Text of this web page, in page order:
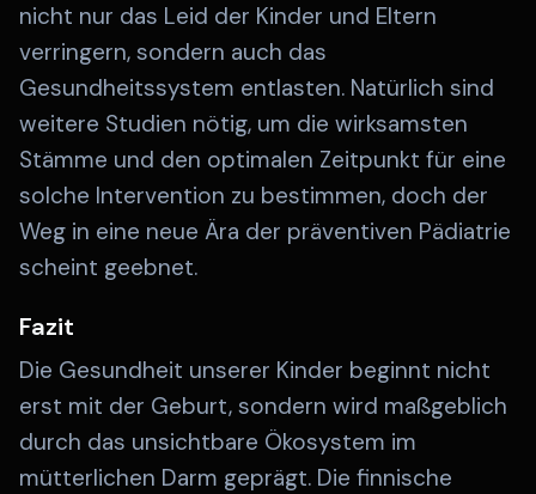
nicht nur das Leid der Kinder und Eltern
verringern, sondern auch das
Gesundheitssystem entlasten. Natürlich sind
weitere Studien nötig, um die wirksamsten
Stämme und den optimalen Zeitpunkt für eine
solche Intervention zu bestimmen, doch der
Weg in eine neue Ära der präventiven Pädiatrie
scheint geebnet.
Fazit
Die Gesundheit unserer Kinder beginnt nicht
erst mit der Geburt, sondern wird maßgeblich
durch das unsichtbare Ökosystem im
mütterlichen Darm geprägt. Die finnische